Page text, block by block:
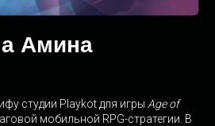
Амина
студии Playkot для игры Age of
мобильной RPG-стратегии. В